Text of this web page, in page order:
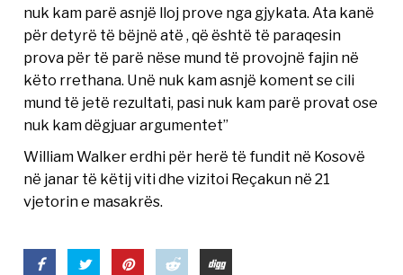
nuk kam parë asnjë lloj prove nga gjykata. Ata kanë
për detyrë të bëjnë atë , që është të paraqesin
prova për të parë nëse mund të provojnë fajin në
këto rrethana. Unë nuk kam asnjë koment se cili
mund të jetë rezultati, pasi nuk kam parë provat ose
nuk kam dëgjuar argumentet”
William Walker erdhi për herë të fundit në Kosovë
në janar të këtij viti dhe vizitoi Reçakun në 21
vjetorin e masakrës.